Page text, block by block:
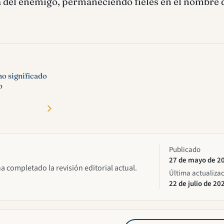
significado
completado la revisión editorial actual.
Publicado
27 de mayo de
Última
22 de julio de